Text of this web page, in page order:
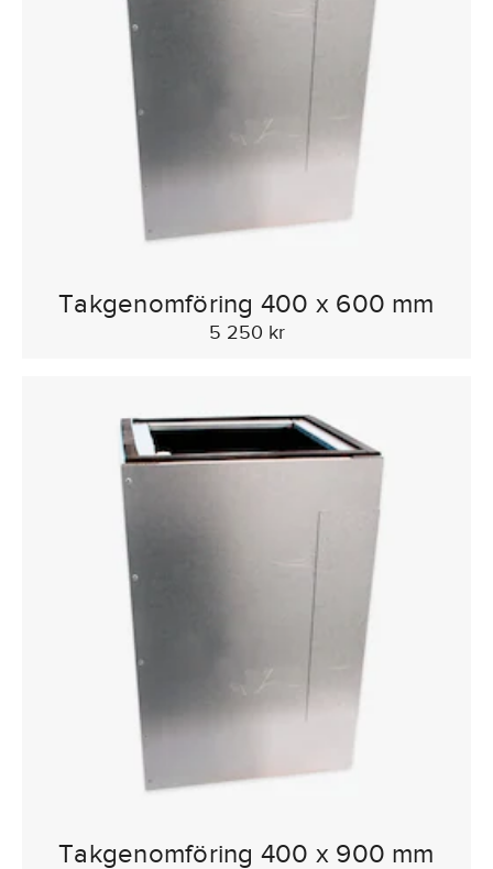
Takgenomföring 400 x 600 mm
5 250 kr
Takgenomföring 400 x 900 mm